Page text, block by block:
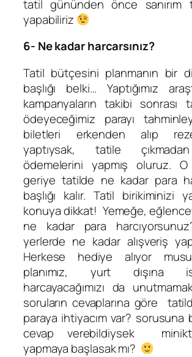
tatil gününden önce sanırım
yapabiliriz
6- Ne kadar harcarsınız?
Tatil bütçesini planmanın bir
başlığı belki… Yaptığımız
kampanyaların takibi sonrası
ödeyeceğimiz parayı
biletleri erkenden alıp
yaptıysak, tatile
ödemelerini yapmış oluruz.
geriye tatilde ne kadar para
başlığı kalır. Tatil birikiminizi
konuya dikkat! Yemeğe,
ne kadar para
yerlerde ne kadar alışveriş
Herkese hediye alıyor
planımız, yurt dışına
harcayacağımızı da
soruların cevaplarına göre
paraya ihtiyacım var? sorusuna
cevap verebildiysek
yapmaya başlasak mı?